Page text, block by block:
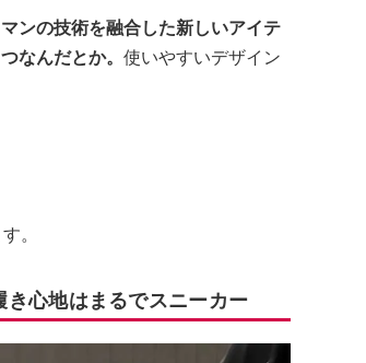
ンの技術を融合した新しいアイテ
なんだとか。 使いやすいデザイン
。
心地はまるでスニーカー